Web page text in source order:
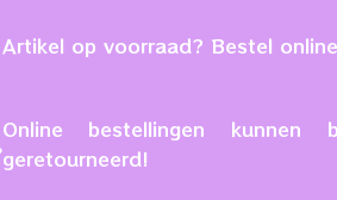
Artikel op voorraad? Bestel
Online bestellingen
geretourneerd!